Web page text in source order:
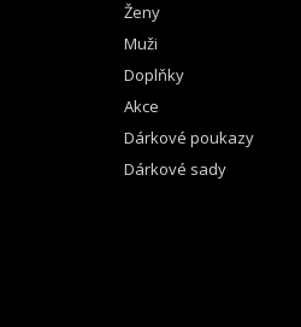
Ženy
Muži
Doplňky
Akce
Dárkové poukazy
Dárkové sady